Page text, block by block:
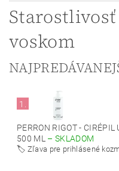
voskom
1.
PERRON RIGOT -
500 ML –SKLADOM
🏷️ Zľava pre prihlásené